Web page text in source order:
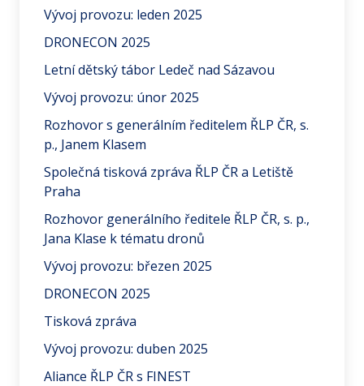
Vývoj provozu: leden 2025
DRONECON 2025
Letní dětský tábor Ledeč nad Sázavou
Vývoj provozu: únor 2025
Rozhovor s generálním ředitelem ŘLP ČR, s.
p., Janem Klasem
Společná tisková zpráva ŘLP ČR a Letiště
Praha
Rozhovor generálního ředitele ŘLP ČR, s. p.,
Jana Klase k tématu dronů
Vývoj provozu: březen 2025
DRONECON 2025
Tisková zpráva
Vývoj provozu: duben 2025
Aliance ŘLP ČR s FINEST